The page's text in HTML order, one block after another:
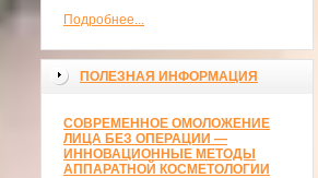
Подробнее...
ПОЛЕЗНАЯ ИНФОРМАЦИЯ
СОВРЕМЕННОЕ ОМОЛОЖЕНИЕ
ЛИЦА БЕЗ ОПЕРАЦИИ —
ИННОВАЦИОННЫЕ МЕТОДЫ
АППАРАТНОЙ КОСМЕТОЛОГИИ